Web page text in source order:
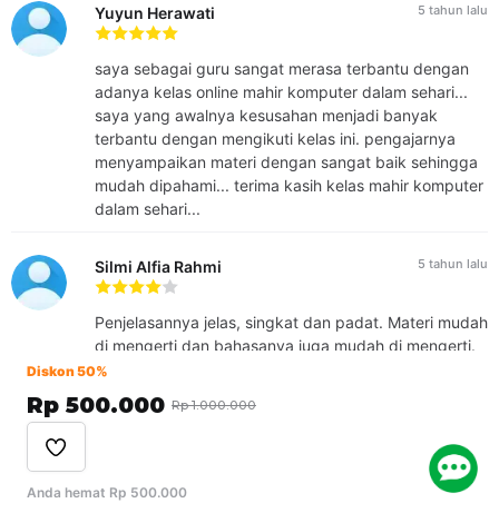
Yuyun Herawati 5 tahun lalu
saya sebagai guru sangat merasa terbantu dengan
adanya kelas online mahir komputer dalam sehari...
saya yang awalnya kesusahan menjadi banyak
terbantu dengan mengikuti kelas ini. pengajarnya
menyampaikan materi dengan sangat baik sehingga
mudah dipahami... terima kasih kelas mahir komputer
dalam sehari...
Silmi Alfia Rahmi 5 tahun lalu
Penjelasannya jelas, singkat dan padat. Materi mudah
di mengerti dan bahasanya juga mudah di mengerti.
dari 2
Diskon 50%
Rp 500.000 Rp 1.000.000
Anda hemat Rp 500.000